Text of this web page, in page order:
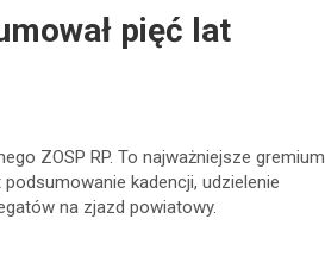
pięć lat
ZOSP RP. To najważniejsze gremium
kadencji, udzielenie
na zjazd powiatowy.